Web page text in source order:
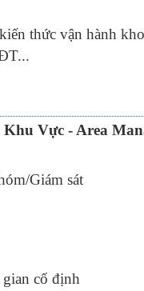
thức vận hành
Vực - Area
Giám sát
cố định